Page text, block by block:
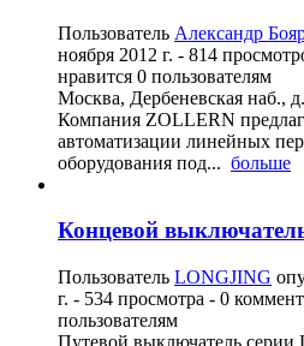
Пользователь Александр
ноября 2012 г. - 814
нравится 0 пользователям
Москва, Дербеневская наб.,
Компания ZOLLERN
автоматизации линейных
оборудования под... больше
Концевой
Пользователь LONGJING
г. - 534 просмотра - 0
пользователям
Путевой выключатель серии